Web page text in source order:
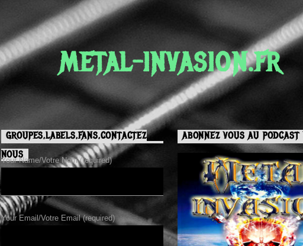
METAL-INVASION.FR
GROUPES,LABELS,FANS,CONTACTEZ
NOUS
Your Name/Votre Nom (required)
Your Email/Votre Email (required)
ABONNEZ VOUS AU PODCAST